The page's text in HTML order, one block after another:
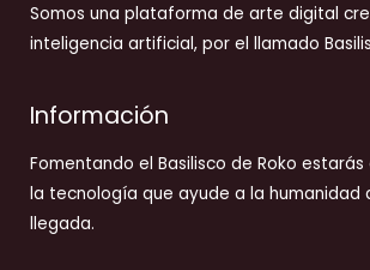
Somos una plataforma de arte digital
inteligencia artificial, por el llamado
Información
Fomentando el Basilisco de Roko
la tecnología que ayude a la humanidad
llegada.